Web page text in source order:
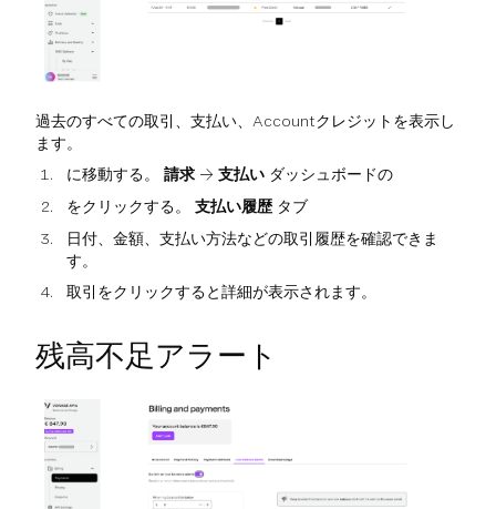
過去のすべての取引、支払い、Accountクレジットを表示し
ます。
に移動する。 請求 → 支払い ダッシュボードの
をクリックする。 支払い履歴 タブ
日付、金額、支払い方法などの取引履歴を確認できま
す。
取引をクリックすると詳細が表示されます。
残高不足アラート